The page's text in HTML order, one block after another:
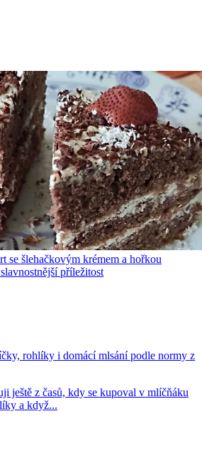
se šlehačkovým krémem a hořkou
příležitost
rohlíky i domácí mlsání podle normy z
ještě z časů, kdy se kupoval v mlíčňáku
a když...